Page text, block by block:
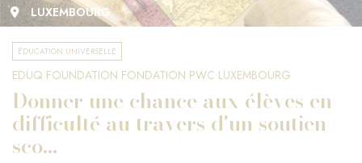
LUXEMBOURG
ÉDUCATION UNIVERSELLE
EDUQ FOUNDATION FONDATION PWC LUXEMBOURG
Donner une chance aux élèves en
difficulté au travers d'un soutien
sco...